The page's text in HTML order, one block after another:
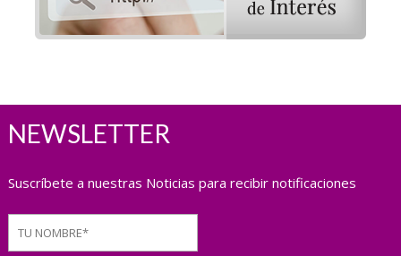
NEWSLETTER
Suscríbete a nuestras Noticias para recibir notificaciones